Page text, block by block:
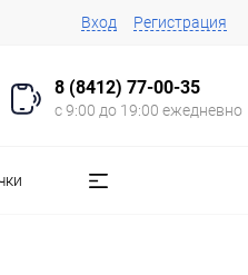
Вход Регистрация
8 (8412) 77-00-35
с 9:00 до 19:00 ежедневно